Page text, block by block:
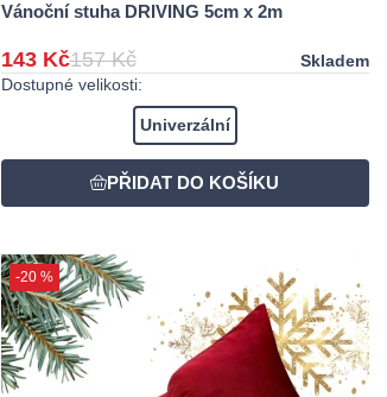
Vánoční stuha DRIVING 5cm x 2m
143 Kč157 Kč
Skladem
Dostupné velikosti:
Univerzální
-20 %